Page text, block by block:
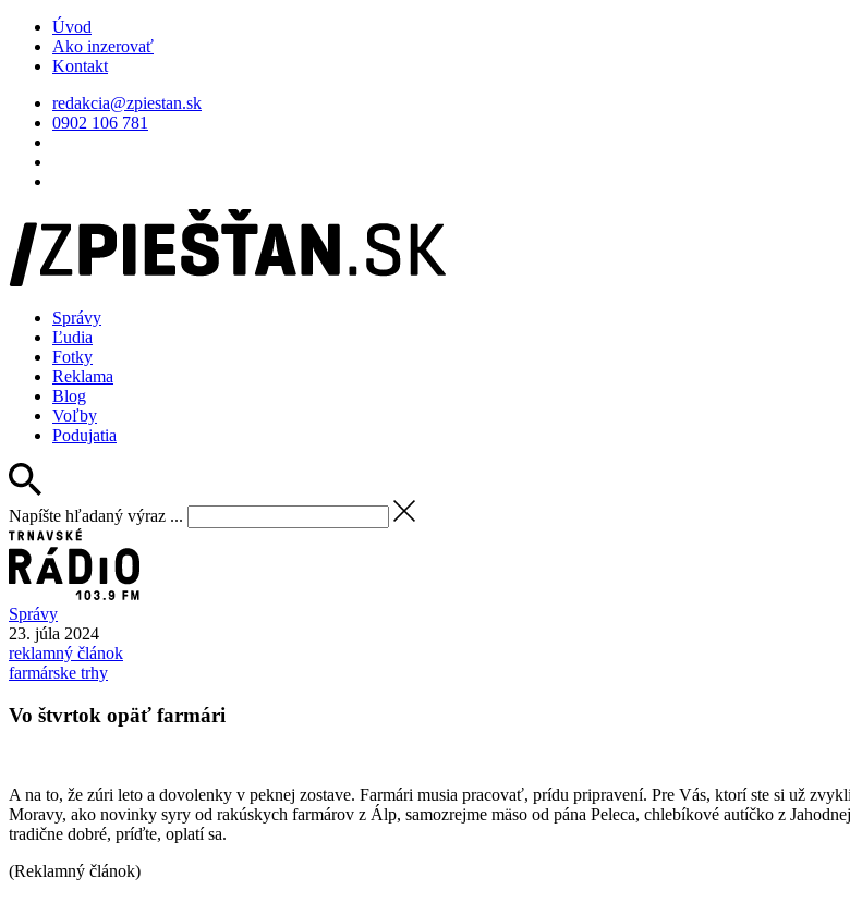
Úvod
Ako inzerovať
Kontakt
redakcia@zpiestan.sk
0902 106 781
Správy
Ľudia
Fotky
Reklama
Blog
Voľby
Podujatia
Napíšte hľadaný výraz ...
Správy
23. júla 2024
reklamný článok
farmárske trhy
Vo štvrtok opäť farmári
A na to, že zúri leto a dovolenky v peknej zostave. Farmári musia pracovať, prídu pripravení. Pre Vás, ktorí ste si už
Moravy, ako novinky syry od rakúskych farmárov z Álp, samozrejme mäso od pána Peleca, chlebíkové autíčko z
tradične dobré, príďte, oplatí sa.
(Reklamný článok)